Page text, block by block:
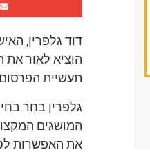
דוד גלפרין,
הוציא לאור
תעשיית
גלפרין בחר
המושגים
את האפשרות